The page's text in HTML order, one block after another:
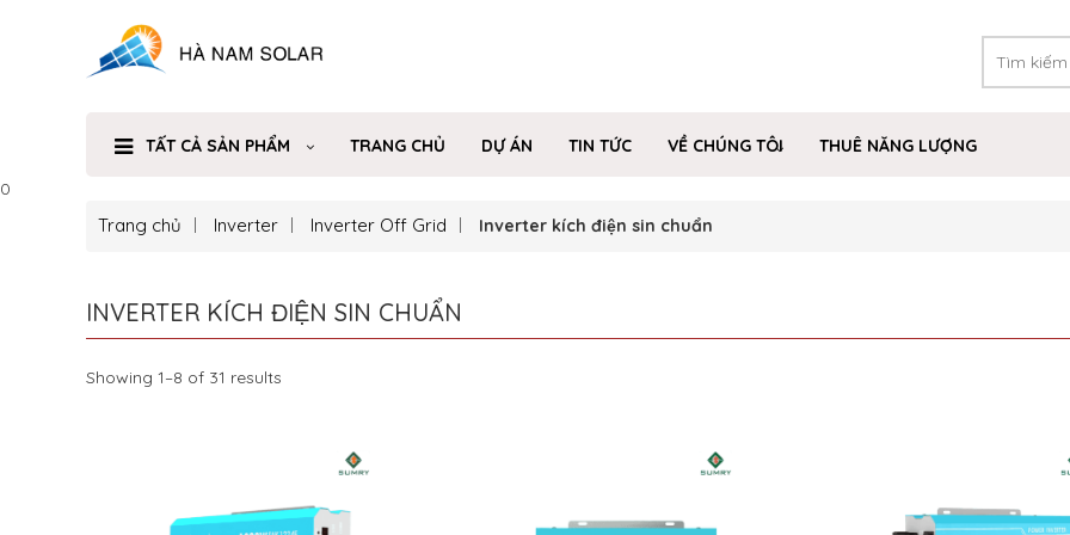
TẤT CẢ SẢN PHẨM TRANG CHỦ DỰ ÁN TIN TỨC VỀ CHÚNG TÔI
THUÊ NĂNG LƯỢNG
0
Trang chủ Inverter Inverter Off Grid Inverter kích điện sin chuẩn
INVERTER KÍCH ĐIỆN SIN CHUẨN
Showing 1–8 of 31 results